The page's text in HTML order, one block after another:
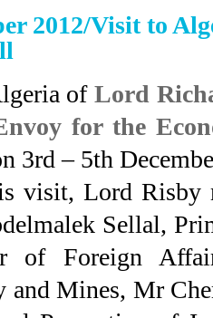
2012/Visit to
ll
ofLord
for the
3rd – 5th
visit, Lord Risby
Sellal,
of Foreign
and Mines, Mr